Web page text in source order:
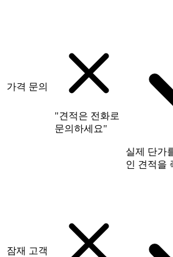
가격 문의
"견적은 전화로
문의하세요"
실제 단가
인 견적을
잠재 고객